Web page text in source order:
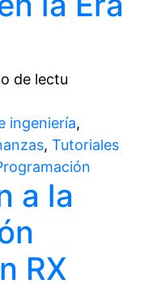
de lectu
ingeniería,
, Tutoriales
a la
RX